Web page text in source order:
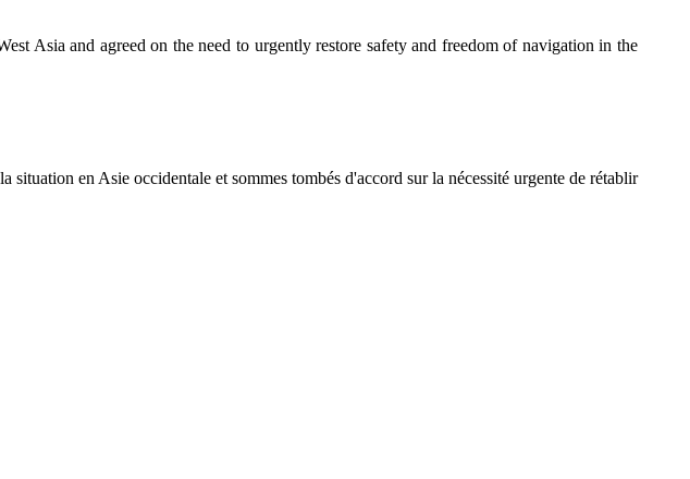
Asia and agreed on the need to urgently restore safety and freedom of navigation in the
en Asie occidentale et sommes tombés d'accord sur la nécessité urgente de rétablir